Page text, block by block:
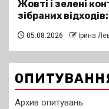
Жовті і зелені
зібраних
05.08.2026 Ірина
Архив опитувань